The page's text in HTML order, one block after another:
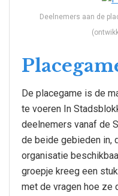
Deelnemers aan de
De placegame is de
te voeren In
deelnemers vanaf de
de beide gebieden in,
organisatie
groepje kreeg een
met de vragen hoe ze